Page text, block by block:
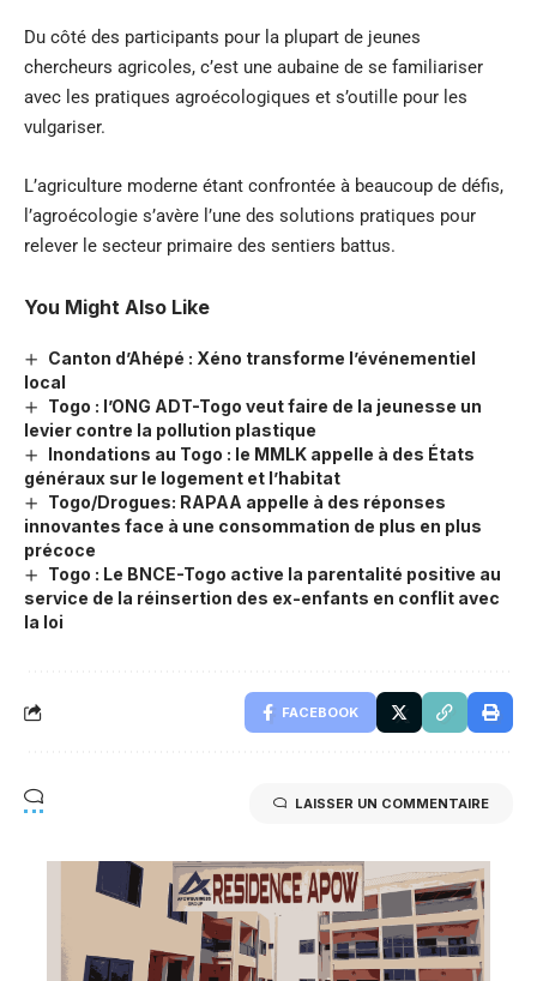
Du côté des participants pour la plupart de jeunes
chercheurs agricoles, c’est une aubaine de se familiariser
avec les pratiques agroécologiques et s’outille pour les
vulgariser.
L’agriculture moderne étant confrontée à beaucoup de défis,
l’agroécologie s’avère l’une des solutions pratiques pour
relever le secteur primaire des sentiers battus.
You Might Also Like
Canton d’Ahépé : Xéno transforme l’événementiel
local
Togo : l’ONG ADT-Togo veut faire de la jeunesse un
levier contre la pollution plastique
Inondations au Togo : le MMLK appelle à des États
généraux sur le logement et l’habitat
Togo/Drogues: RAPAA appelle à des réponses
innovantes face à une consommation de plus en plus
précoce
Togo : Le BNCE-Togo active la parentalité positive au
service de la réinsertion des ex-enfants en conflit avec
la loi
FACEBOOK
LAISSER UN COMMENTAIRE